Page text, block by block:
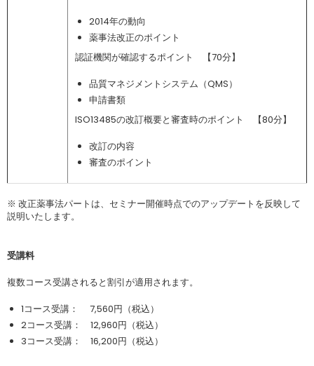
2014年の動向
薬事法改正のポイント
認証機関が確認するポイント 【70分】
品質マネジメントシステム（QMS）
申請書類
ISO13485の改訂概要と審査時のポイント 【80分】
改訂の内容
審査のポイント
※ 改正薬事法パートは、セミナー開催時点でのアップデートを反映して
説明いたします。
受講料
複数コース受講されると割引が適用されます。
1コース受講： 7,560円（税込）
2コース受講： 12,960円（税込）
3コース受講： 16,200円（税込）